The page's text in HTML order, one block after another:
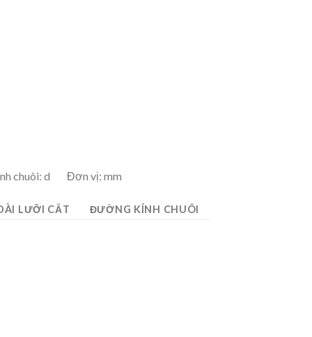
chuôi: d Đơn vị: mm
LƯỠI CẮT
ĐƯỜNG KÍNH CHUÔI